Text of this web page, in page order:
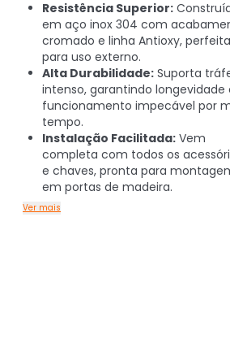
Resistência Superior:
em aço inox 304 com
cromado e linha Antioxy, perfeita
para uso externo.
Alta Durabilidade: Suporta
intenso, garantindo longevidade
funcionamento impecável por
tempo.
Instalação Facilitada: Vem
completa com todos os
e chaves, pronta para
em portas de madeira.
Ver mais